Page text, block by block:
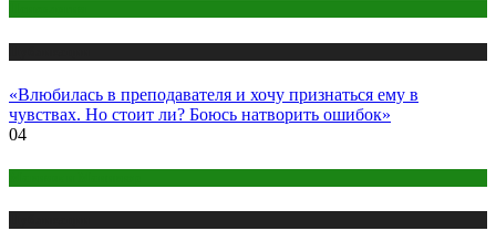
«Влюбилась в преподавателя и хочу признаться ему в
чувствах. Но стоит ли? Боюсь натворить ошибок»
04